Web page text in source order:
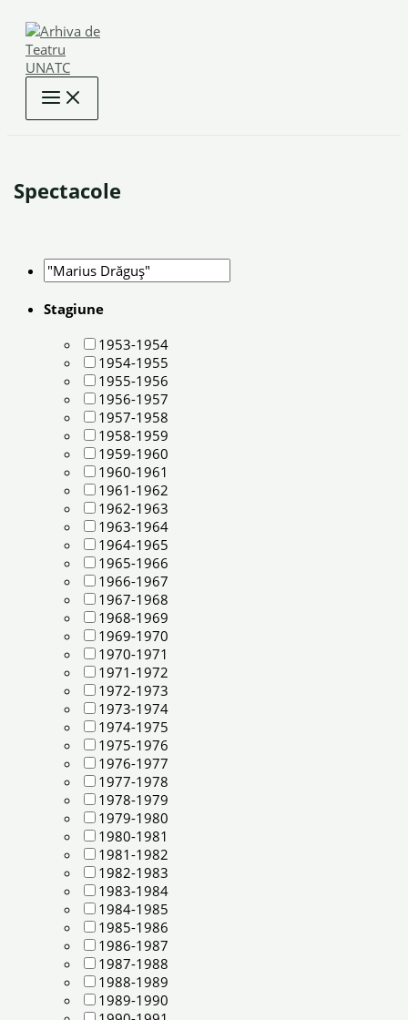
content
Spectacole
Stagiune
1953-1954
1954-1955
1955-1956
1956-1957
1957-1958
1958-1959
1959-1960
1960-1961
1961-1962
1962-1963
1963-1964
1964-1965
1965-1966
1966-1967
1967-1968
1968-1969
1969-1970
1970-1971
1971-1972
1972-1973
1973-1974
1974-1975
1975-1976
1976-1977
1977-1978
1978-1979
1979-1980
1980-1981
1981-1982
1982-1983
1983-1984
1984-1985
1985-1986
1986-1987
1987-1988
1988-1989
1989-1990